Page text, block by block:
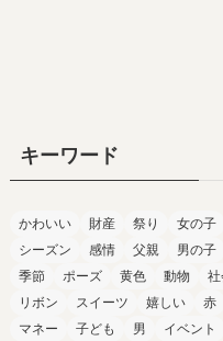
キーワード
かわいい 財産 祭り 女の子
シーズン
感情 父親 男の子
季節
ポーズ 黄色 動物 社
リボン
スイーツ 嬉しい 赤
マネー
子ども 男 イベント